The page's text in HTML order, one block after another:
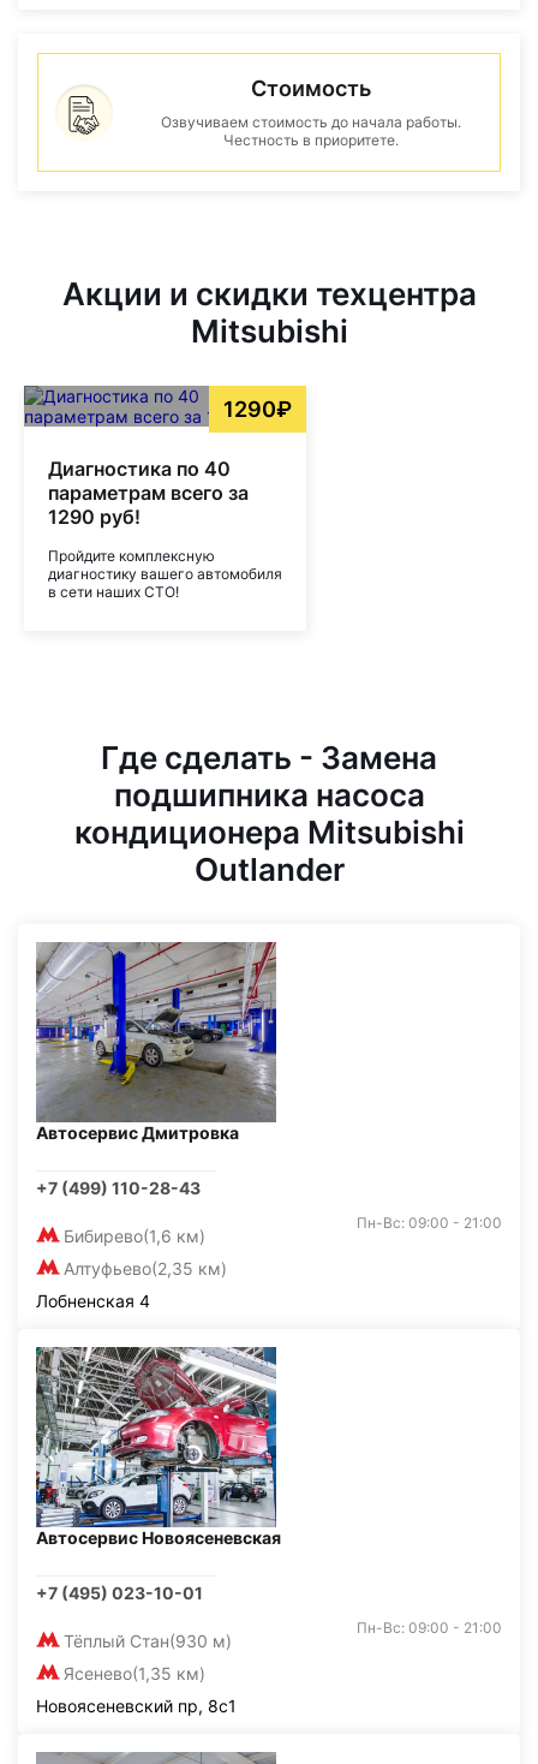
Стоимость
Озвучиваем стоимость до начала работы.
Честность в приоритете.
Акции и скидки техцентра
Mitsubishi
1290₽
Диагностика по 40
параметрам всего за
1290 руб!
Пройдите комплексную
диагностику вашего автомобиля
в сети наших СТО!
Где сделать - Замена
подшипника насоса
кондиционера Mitsubishi
Outlander
Автосервис Дмитровка
+7 (499) 110-28-43
Бибирево(1,6 км)
Алтуфьево(2,35 км)
Пн-Вс: 09:00 - 21:00
Лобненская 4
Автосервис Новоясеневская
+7 (495) 023-10-01
Тёплый Стан(930 м)
Ясенево(1,35 км)
Пн-Вс: 09:00 - 21:00
Новоясеневский пр, 8с1